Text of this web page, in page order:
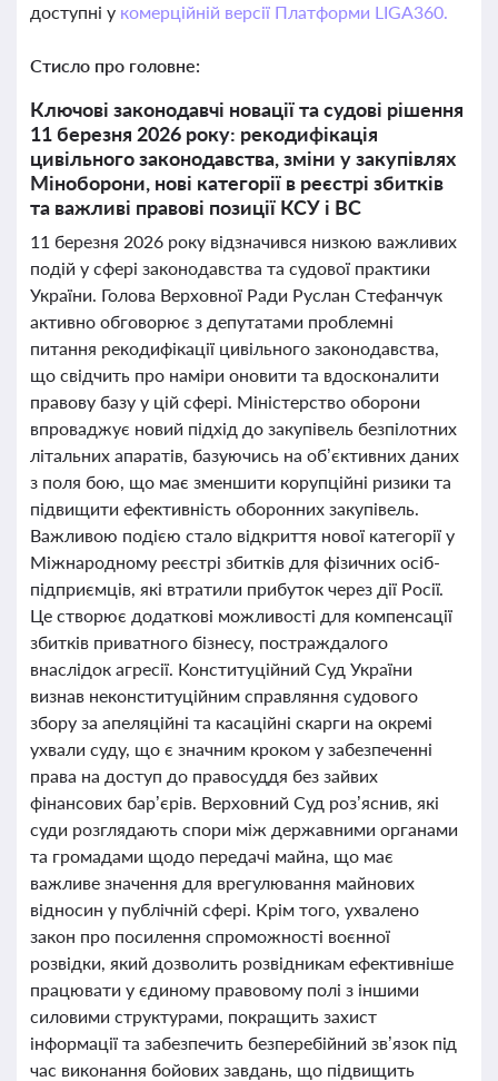
доступні у комерційній версії Платформи LIGA360.
Стисло про головне:
Ключові законодавчі новації та судові рішення
11 березня 2026 року: рекодифікація
цивільного законодавства, зміни у закупівлях
Міноборони, нові категорії в реєстрі збитків
та важливі правові позиції КСУ і ВС
11 березня 2026 року відзначився низкою важливих
подій у сфері законодавства та судової практики
України. Голова Верховної Ради Руслан Стефанчук
активно обговорює з депутатами проблемні
питання рекодифікації цивільного законодавства,
що свідчить про наміри оновити та вдосконалити
правову базу у цій сфері. Міністерство оборони
впроваджує новий підхід до закупівель безпілотних
літальних апаратів, базуючись на об’єктивних даних
з поля бою, що має зменшити корупційні ризики та
підвищити ефективність оборонних закупівель.
Важливою подією стало відкриття нової категорії у
Міжнародному реєстрі збитків для фізичних осіб-
підприємців, які втратили прибуток через дії Росії.
Це створює додаткові можливості для компенсації
збитків приватного бізнесу, постраждалого
внаслідок агресії. Конституційний Суд України
визнав неконституційним справляння судового
збору за апеляційні та касаційні скарги на окремі
ухвали суду, що є значним кроком у забезпеченні
права на доступ до правосуддя без зайвих
фінансових бар’єрів. Верховний Суд роз’яснив, які
суди розглядають спори між державними органами
та громадами щодо передачі майна, що має
важливе значення для врегулювання майнових
відносин у публічній сфері. Крім того, ухвалено
закон про посилення спроможності воєнної
розвідки, який дозволить розвідникам ефективніше
працювати у єдиному правовому полі з іншими
силовими структурами, покращить захист
інформації та забезпечить безперебійний зв’язок під
час виконання бойових завдань, що підвищить